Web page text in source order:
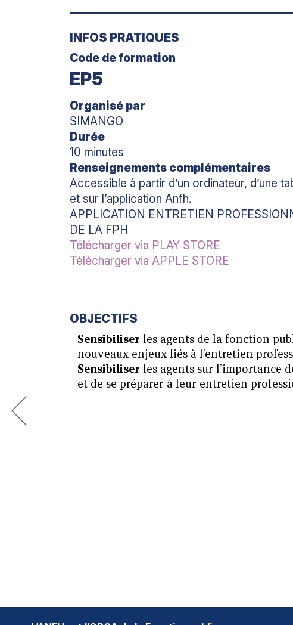
INFOS PRATIQUES
Code de formation
EP5
Organisé par
SIMANGO
Durée
10 minutes
Renseignements complémentaires
Accessible à partir d’un ordinateur, d’une
et sur l’application Anfh.
APPLICATION ENTRETIEN
DE LA FPH
Télécharger via PLAY STORE
Télécharger via APPLE STORE
OBJECTIFS
Sensibiliser les agents de la fonction
nouveaux enjeux liés à l’entretien
Sensibiliser les agents sur l’importance
et de se préparer à leur entretien